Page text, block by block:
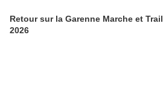
Retour sur la Garenne Marche et Trail
2026